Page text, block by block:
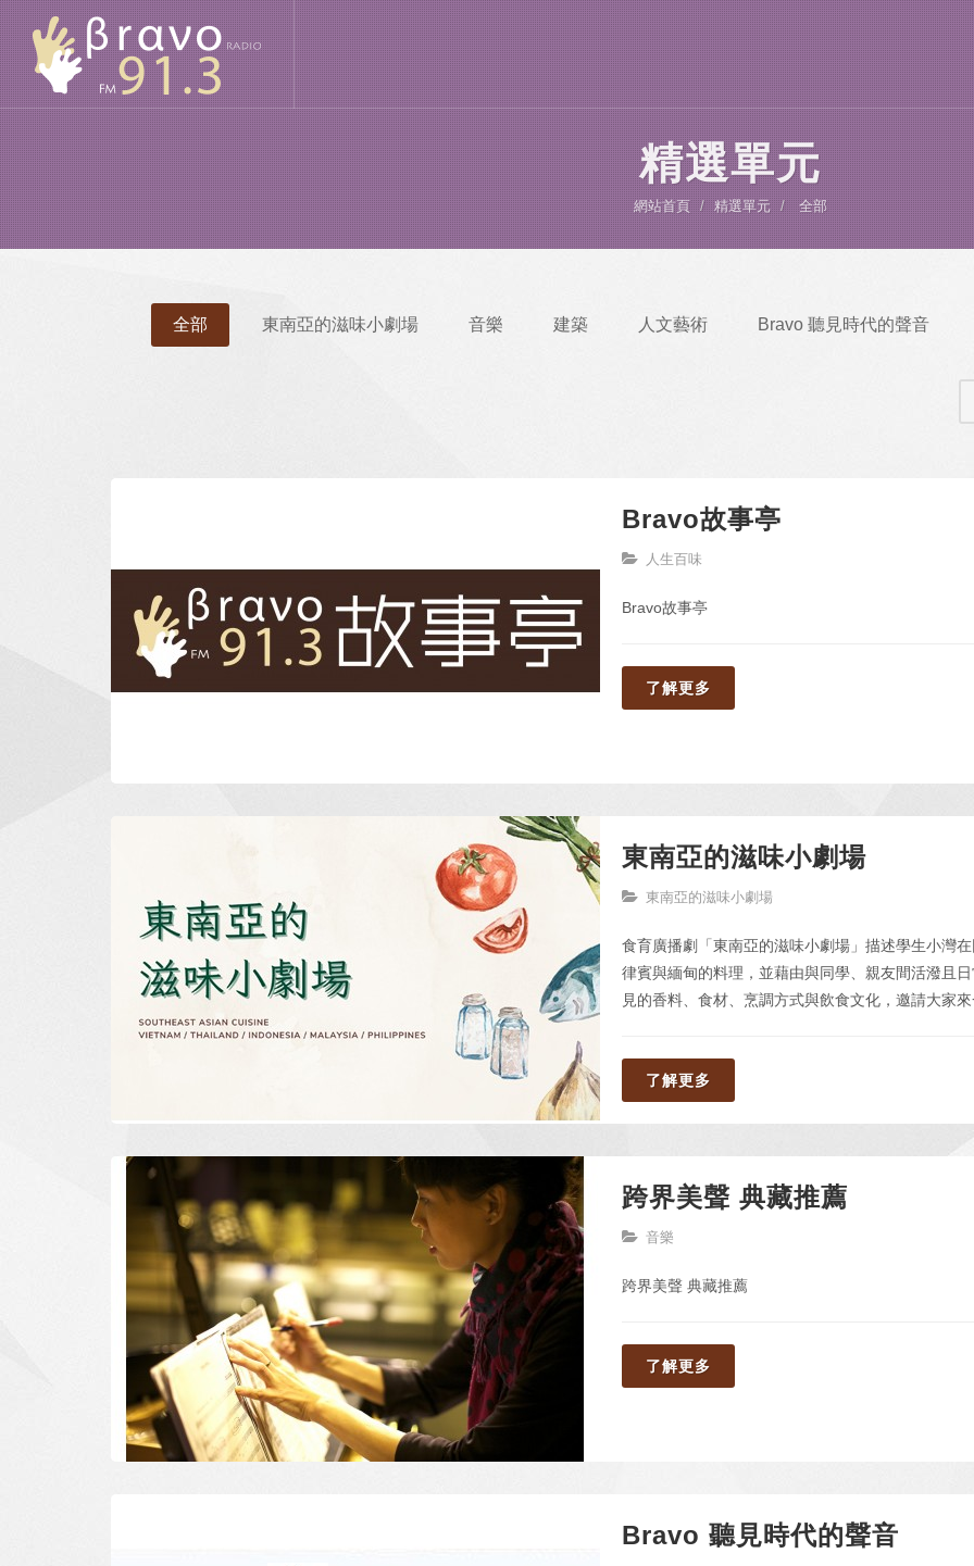
精選單元
網站首頁 精選單元 全部
全部 東南亞的滋味小劇場 音樂 建築 人文藝術 Bravo 聽見時代的聲音
Bravo故事亭
人生百味
Bravo故事亭
了解更多
東南亞的滋味小劇場
東南亞的滋味小劇場
食育廣播劇「東南亞的滋味小劇場」描述學生小灣
律賓與緬甸的料理，並藉由與同學、親友間活潑且
見的香料、食材、烹調方式與飲食文化，邀請大家
了解更多
跨界美聲 典藏推薦
音樂
跨界美聲 典藏推薦
了解更多
Bravo 聽見時代的聲音